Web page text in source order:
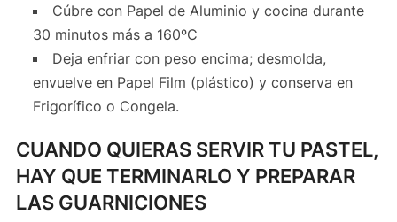
Cúbre con Papel de Aluminio y cocina durante
30 minutos más a 160ºC
Deja enfriar con peso encima; desmolda,
envuelve en Papel Film (plástico) y conserva en
Frigorífico o Congela.
CUANDO QUIERAS SERVIR TU PASTEL,
HAY QUE TERMINARLO Y PREPARAR
LAS GUARNICIONES